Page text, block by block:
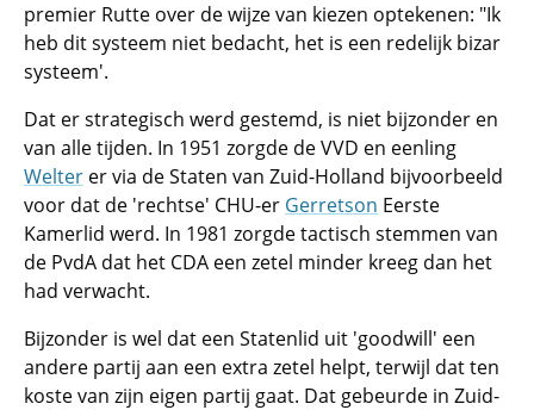
premier Rutte over de wijze van kiezen optekenen: "Ik
heb dit systeem niet bedacht, het is een redelijk bizar
systeem'.
Dat er strategisch werd gestemd, is niet bijzonder en
van alle tijden. In 1951 zorgde de VVD en eenling
Welter er via de Staten van Zuid-Holland bijvoorbeeld
voor dat de 'rechtse' CHU-er Gerretson Eerste
Kamerlid werd. In 1981 zorgde tactisch stemmen van
de PvdA dat het CDA een zetel minder kreeg dan het
had verwacht.
Bijzonder is wel dat een Statenlid uit 'goodwill' een
andere partij aan een extra zetel helpt, terwijl dat ten
koste van zijn eigen partij gaat. Dat gebeurde in Zuid-